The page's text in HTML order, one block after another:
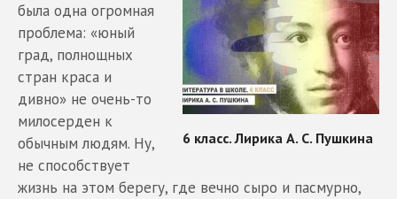
была одна огромная
проблема: «юный
град, полнощных
стран краса и
дивно» не очень-то
милосерден к
обычным людям. Ну,
не способствует
жизнь на этом берегу, где вечно сыро и пасмурно,